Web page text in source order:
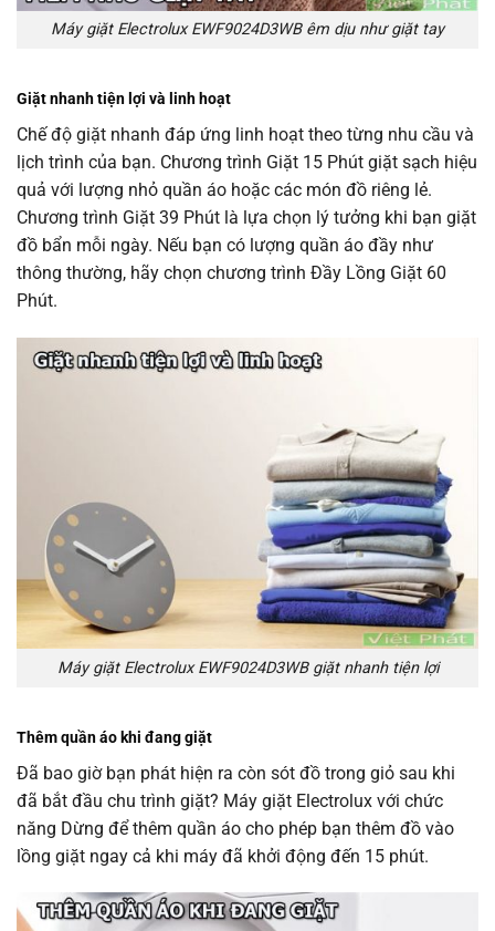
Máy giặt Electrolux EWF9024D3WB êm dịu như giặt tay
Giặt nhanh tiện lợi và linh hoạt
Chế độ giặt nhanh đáp ứng linh hoạt theo từng nhu cầu và
lịch trình của bạn. Chương trình Giặt 15 Phút giặt sạch hiệu
quả với lượng nhỏ quần áo hoặc các món đồ riêng lẻ.
Chương trình Giặt 39 Phút là lựa chọn lý tưởng khi bạn giặt
đồ bẩn mỗi ngày. Nếu bạn có lượng quần áo đầy như
thông thường, hãy chọn chương trình Đầy Lồng Giặt 60
Phút.
Máy giặt Electrolux EWF9024D3WB giặt nhanh tiện lợi
Thêm quần áo khi đang giặt
Đã bao giờ bạn phát hiện ra còn sót đồ trong giỏ sau khi
đã bắt đầu chu trình giặt? Máy giặt Electrolux với chức
năng Dừng để thêm quần áo cho phép bạn thêm đồ vào
lồng giặt ngay cả khi máy đã khởi động đến 15 phút.